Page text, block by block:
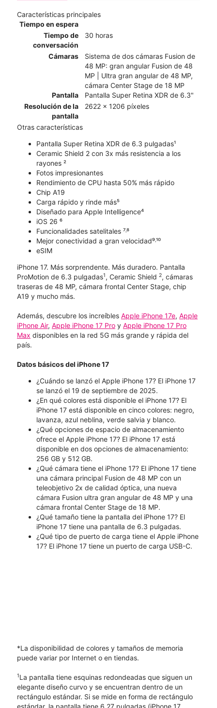
Características principales
Tiempo en espera
Tiempo de
conversación
30 horas
Cámaras
Sistema de dos cámaras Fusion de
48 MP: gran angular Fusion de 48
MP | Ultra gran angular de 48 MP,
cámara Center Stage de 18 MP
Pantalla
Pantalla Super Retina XDR de 6.3"
Resolución de la
pantalla
2622 x 1206 píxeles
Otras características
Pantalla Super Retina XDR de 6.3 pulgadas¹
Ceramic Shield 2 con 3x más resistencia a los
rayones ²
Fotos impresionantes
Rendimiento de CPU hasta 50% más rápido
Chip A19
Carga rápido y rinde más⁵
Diseñado para Apple Intelligence⁴
iOS 26 ⁶
Funcionalidades satelitales ⁷˒⁸
Mejor conectividad a gran velocidad⁹˒¹⁰
eSIM
iPhone 17. Más sorprendente. Más duradero. Pantalla
ProMotion de 6.3 pulgadas1, Ceramic Shield 2, cámaras
traseras de 48 MP, cámara frontal Center Stage, chip
A19 y mucho más.
Además, descubre los increíbles Apple iPhone 17e, Apple
iPhone Air, Apple iPhone 17 Pro y Apple iPhone 17 Pro
Max disponibles en la red 5G más grande y rápida del
país.
Datos básicos del iPhone 17
¿Cuándo se lanzó el Apple iPhone 17? El iPhone 17
se lanzó el 19 de septiembre de 2025.
¿En qué colores está disponible el iPhone 17? El
iPhone 17 está disponible en cinco colores: negro,
lavanza, azul neblina, verde salvia y blanco.
¿Qué opciones de espacio de almacenamiento
ofrece el Apple iPhone 17? El iPhone 17 está
disponible en dos opciones de almacenamiento:
256 GB y 512 GB.
¿Qué cámara tiene el iPhone 17? El iPhone 17 tiene
una cámara principal Fusion de 48 MP con un
teleobjetivo 2x de calidad óptica, una nueva
cámara Fusion ultra gran angular de 48 MP y una
cámara frontal Center Stage de 18 MP.
¿Qué tamaño tiene la pantalla del iPhone 17? El
iPhone 17 tiene una pantalla de 6.3 pulgadas.
¿Qué tipo de puerto de carga tiene el Apple iPhone
17? El iPhone 17 tiene un puerto de carga USB-C.
*La disponibilidad de colores y tamaños de memoria
puede variar por Internet o en tiendas.
1La pantalla tiene esquinas redondeadas que siguen un
elegante diseño curvo y se encuentran dentro de un
rectángulo estándar. Si se mide en forma de rectángulo